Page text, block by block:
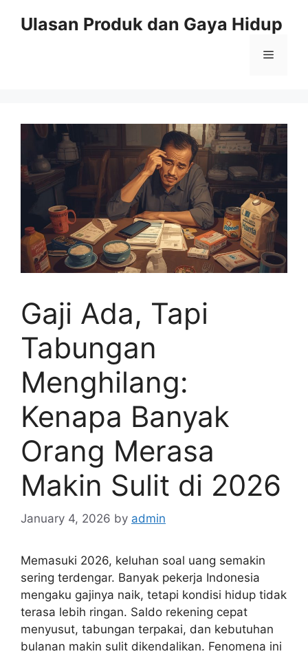
Ulasan Produk dan Gaya Hidup
Menu
Gaji Ada, Tapi
Tabungan
Menghilang:
Kenapa Banyak
Orang Merasa
Makin Sulit di 2026
January 4, 2026 by admin
Memasuki 2026, keluhan soal uang semakin
sering terdengar. Banyak pekerja Indonesia
mengaku gajinya naik, tetapi kondisi hidup tidak
terasa lebih ringan. Saldo rekening cepat
menyusut, tabungan terpakai, dan kebutuhan
bulanan makin sulit dikendalikan. Fenomena ini